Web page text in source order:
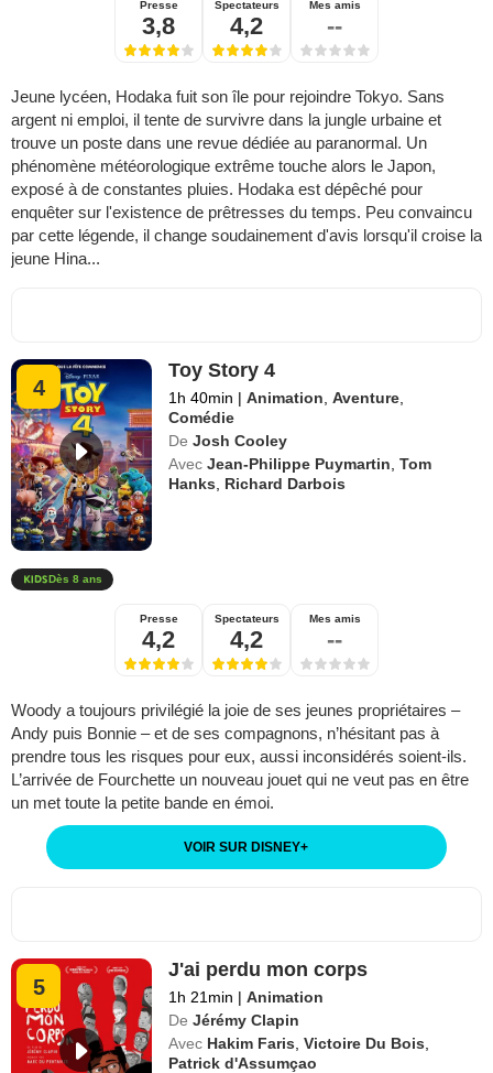
Presse
3,8
Spectateurs
4,2
Mes amis
--
Jeune lycéen, Hodaka fuit son île pour rejoindre Tokyo. Sans
argent ni emploi, il tente de survivre dans la jungle urbaine et
trouve un poste dans une revue dédiée au paranormal. Un
phénomène météorologique extrême touche alors le Japon,
exposé à de constantes pluies. Hodaka est dépêché pour
enquêter sur l'existence de prêtresses du temps. Peu convaincu
par cette légende, il change soudainement d'avis lorsqu'il croise la
jeune Hina...
4
Toy Story 4
1h 40min | Animation ,Aventure
Comédie
De Josh Cooley
Avec Jean-Philippe Puymartin ,Tom
Hanks
Richard Darbois
Dès 8 ans
Presse
4,2
Spectateurs
4,2
Mes amis
--
Woody a toujours privilégié la joie de ses jeunes propriétaires –
Andy puis Bonnie – et de ses compagnons, n’hésitant pas à
prendre tous les risques pour eux, aussi inconsidérés soient-ils.
L’arrivée de Fourchette un nouveau jouet qui ne veut pas en être
un met toute la petite bande en émoi.
VOIR SUR DISNEY+
5
J'ai perdu mon corps
1h 21min | Animation
De Jérémy Clapin
Avec Hakim Faris ,Victoire Du Bois
Patrick d'Assumçao